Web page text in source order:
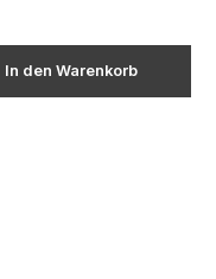
ist zurzeit nicht verfügbar.)
In den Warenkorb